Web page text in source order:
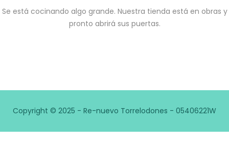
Se está cocinando algo grande. Nuestra tienda está en obras y
pronto abrirá sus puertas.
Copyright © 2025 - Re-nuevo Torrelodones - 05406221W